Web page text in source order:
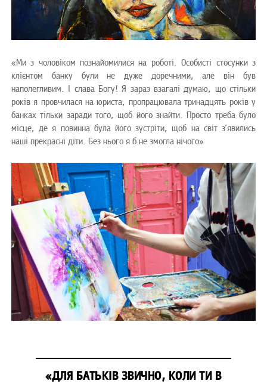
«Ми з чоловіком познайомилися на роботі. Особисті стосунки з
клієнтом банку були не дуже доречними, але він був
наполегливим. І слава Богу! Я зараз взагалі думаю, що стільки
років я провчилася на юриста, пропрацювала тринадцять років у
банках тільки заради того, щоб його знайти. Просто треба було
місце, де я повинна була його зустріти, щоб на світ з’явились
наші прекрасні діти. Без нього я б не змогла нічого»
«ДЛЯ БАТЬКІВ ЗВИЧНО, КОЛИ ТИ В